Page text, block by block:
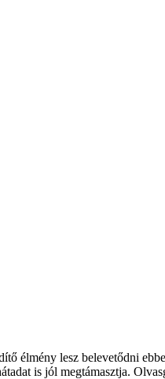
élmény lesz belevetődni
is jól megtámasztja.